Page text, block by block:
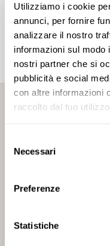
Utilizziamo i cookie
annunci, per fornire
analizzare il nostro
informazioni sul
nostri partner che si
pubblicità e social
con altre informazioni
raccolto dal tuo
delNecessari
Preferenze
Statistiche
account e ottenere
ai tuoi interessi. I
un account.